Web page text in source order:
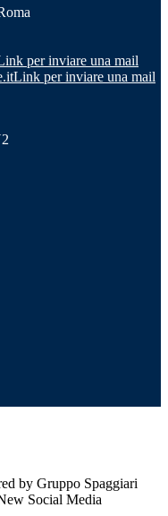
per inviare una mail
Link per inviare una mail
by Gruppo Spaggiari
Social Media